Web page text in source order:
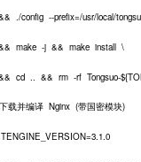
config --prefix=/usr/local/tongsuo
-j && make install \
.. && rm -rf Tongsuo-
载并编译 Nginx (带国密模块)